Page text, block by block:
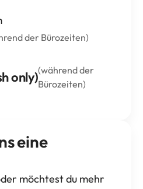
der Bürozeiten)
only)(während der
Bürozeiten)
eine
möchtest du mehr